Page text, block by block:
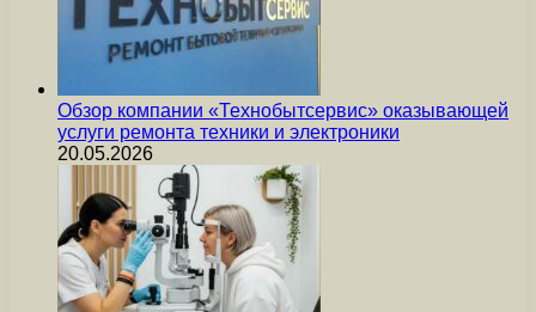
Обзор компании «Технобытсервис» оказывающей
услуги ремонта техники и электроники
20.05.2026